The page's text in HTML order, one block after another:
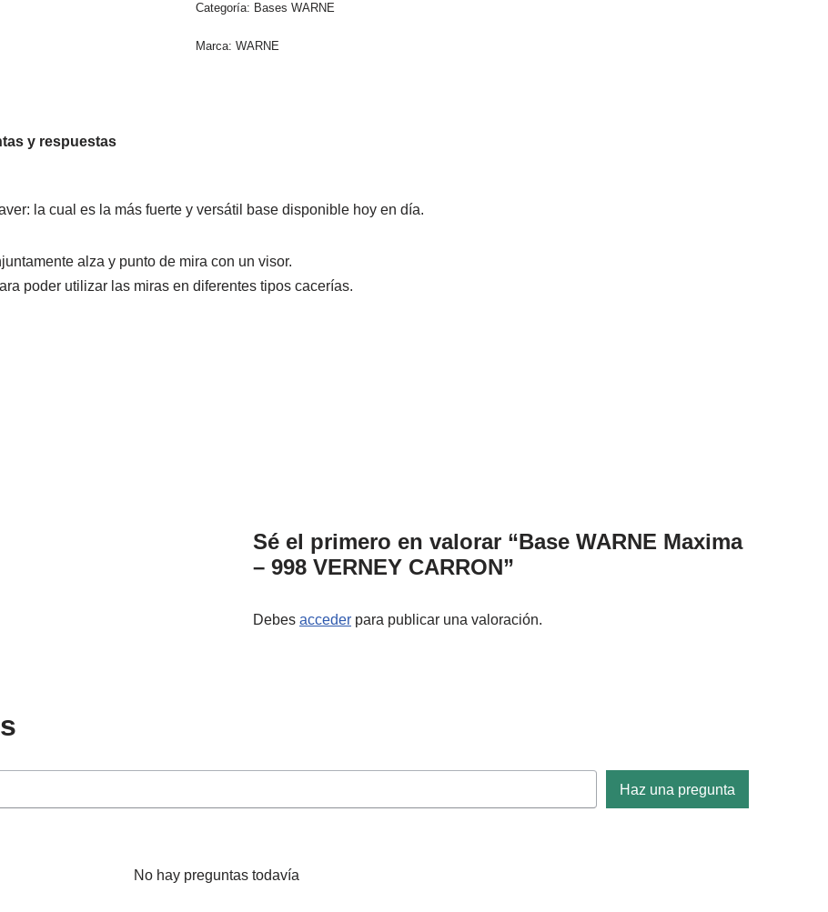
Categoría: Bases WARNE
Marca: WARNE
y respuestas
la cual es la más fuerte y versátil base disponible hoy en día.
alza y punto de mira con un visor.
poder utilizar las miras en diferentes tipos cacerías.
Sé el primero en valorar “Base WARNE Maxima
– 998 VERNEY CARRON”
Debes acceder para publicar una valoración.
Haz una pregunta
No hay preguntas todavía